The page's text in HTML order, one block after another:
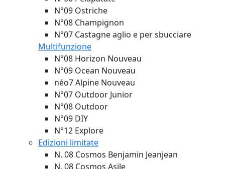
N°09 Ostriche
N°08 Champignon
N°07 Castagne aglio e per sbucciare
Multifunzione
N°08 Horizon Nouveau
N°09 Ocean Nouveau
néo7 Alpine Nouveau
N°07 Outdoor Junior
N°08 Outdoor
N°09 DIY
N°12 Explore
Edizioni limitate
N. 08 Cosmos Benjamin Jeanjean
N. 08 Cosmos Asile